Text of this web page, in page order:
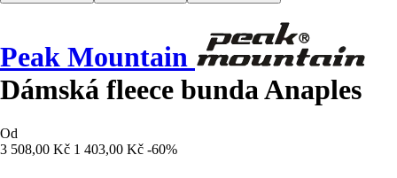
Peak Mountain
Dámská fleece bunda Anaples
Od
3 508,00 Kč 1 403,00 Kč -60%